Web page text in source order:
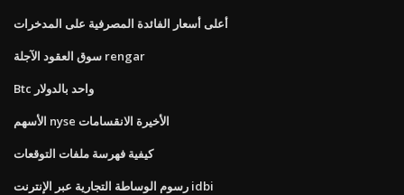
أعلى أسعار الفائدة المصرفية على المدخرات
سوق العقود الآجلة rengar
Btc واحد بالدولار
الأسهم nyse الأخيرة الانقسامات
كيفية فهرسة ملفات التوقعات
رسوم الوساطة التجارية عبر الإنترنت idbi